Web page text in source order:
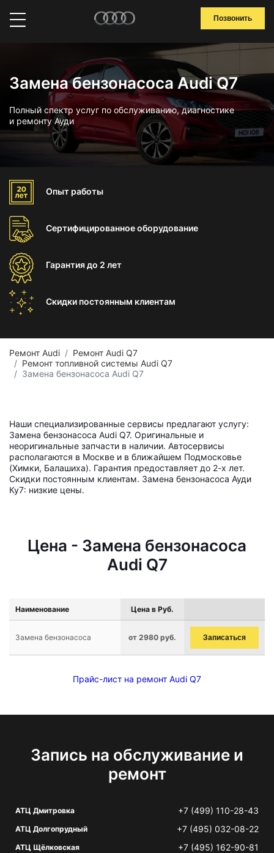
Позвонить
Замена бензонасоса Audi Q7
Полный спектр услуг по обслуживанию, диагностике
и ремонту Ауди
Опыт работы
Сертифицированноеоборудование
Гарантиядо 2 лет
Скидки постоянным клиентам
Ремонт Audi
Ремонт Audi Q7
Ремонт топливной системы Audi Q7
Замена бензонасоса Audi Q7
Наши специализированные сервисы предлагают услугу:
Замена бензонасоса Audi Q7. Оригинальные и
неоригинальные запчасти в наличии. Автосервисы
располагаются в Москве и в ближайшем Подмосковье
(Химки, Балашиха). Гарантия предоставляет до 2-х лет.
Скидки постоянным клиентам. Замена бензонасоса Ауди
Ку7: низкие цены.
Цена - Замена бензонасоса
Audi Q7
Наименование Цена в Руб.
Замена бензонасоса от 2980 руб. Записаться
Прайс-лист на ремонт Audi Q7
Запись на обслуживание и
ремонт
АТЦ Дмитровка +7 (499) 110-28-43
АТЦ Долгопрудный +7 (495) 032-08-22
АТЦ Щёлковская +7 (495) 162-90-81